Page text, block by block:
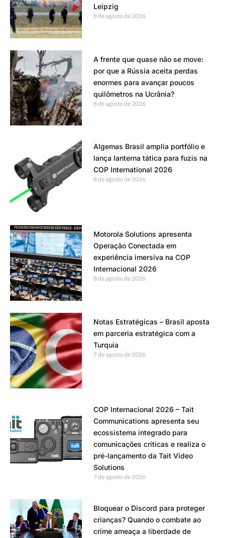
Leipzig
8 de agosto de 2026
A frente que quase não se move:
por que a Rússia aceita perdas
enormes para avançar poucos
quilômetros na Ucrânia?
8 de agosto de 2026
Algemas Brasil amplia portfólio e
lança lanterna tática para fuzis na
COP International 2026
8 de agosto de 2026
Motorola Solutions apresenta
Operação Conectada em
experiência imersiva na COP
Internacional 2026
8 de agosto de 2026
Notas Estratégicas – Brasil aposta
em parceria estratégica com a
Turquia
7 de agosto de 2026
COP Internacional 2026 – Tait
Communications apresenta seu
ecossistema integrado para
comunicações críticas e realiza o
pré-lançamento da Tait Video
Solutions
7 de agosto de 2026
Bloquear o Discord para proteger
crianças? Quando o combate ao
crime ameaça a liberdade de